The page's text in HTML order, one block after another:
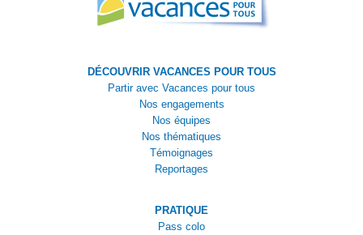
DÉCOUVRIR VACANCES POUR TOUS
Partir avec Vacances pour tous
Nos engagements
Nos équipes
Nos thématiques
Témoignages
Reportages
PRATIQUE
Pass colo